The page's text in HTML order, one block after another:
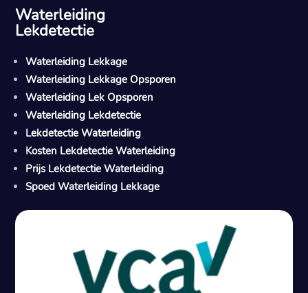
Waterleiding
Lekdetectie
Waterleiding Lekkage
Waterleiding Lekkage Opsporen
Waterleiding Lek Opsporen
Waterleiding Lekdetectie
Lekdetectie Waterleiding
Kosten Lekdetectie Waterleiding
Prijs Lekdetectie Waterleiding
Spoed Waterleiding Lekkage